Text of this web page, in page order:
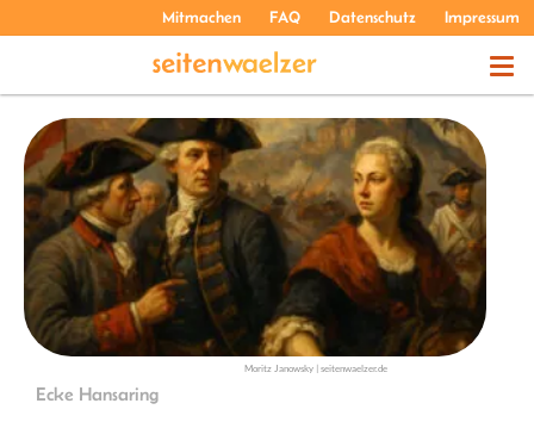
Mitmachen FAQ Datenschutz Impressum
THEMEN
PODCASTS
ÜBER UNS
Moritz Janowsky | seitenwaelzer.de
Ecke Hansaring